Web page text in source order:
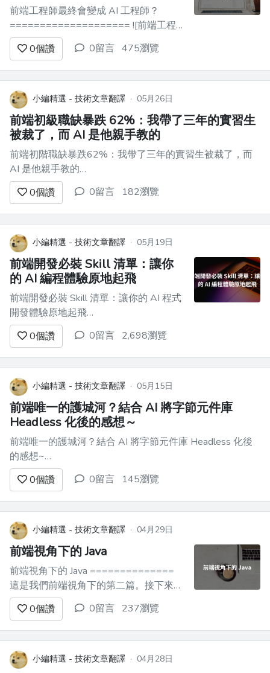
前端工程師最終會變成 AI 工程師？
==================== ![前端工程
師最終會變成 AI 工程師？]
(https://i.imgur.com/987qTpW.jpeg) 去年
這個時候，我們部門的技術群裡瀰漫著一
種極其悲觀的氛圍。 當時各大廠商的跨
模態模型扎堆發...
0個讚 0留言 475瀏覽
小編精選 - 技術文章翻譯 · 05月26日
前端初級職缺暴跌 62%：我帶了三年的實習生
被裁了，而 AI 是他親手教的
前端初階職缺暴跌62%：我帶了三年的實習生被裁了，而
AI 是他親手教的
===================================== > 上
週五，我帶了三年、剛轉正沒幾個月的實習生被公司優化掉
了。他在公司吃過最後一頓散夥飯，臨走時對著部門那台退
役的開發機拍了張照，說想留個紀念...
0個讚 0留言 182瀏覽
小編精選 - 技術文章翻譯 · 05月19日
前端開發必裝 Skill 清單：讓你
的 AI 編程體驗原地起飛
前端開發必裝 Skill 清單：讓你的 AI 程式
開發體驗原地起飛
==================================
> 你可能一直在用 AI 寫程式，但方法用
對了嗎？本文將介紹 Claude Code Skill
——這個讓 AI 學會「專業工作流程」的
神器，以及 ...
0個讚 0留言 2,698瀏覽
小編精選 - 技術文章翻譯 · 05月15日
前端唯一的護城河？結合 AI 將字節元件庫
Headless 化後的感想～
前端唯一的護城河？結合 AI 將字節元件庫 Headless 化後
的感想~
========================================
以下是我個人將團隊正在使用的字節和螞蟻的元件庫
`Arco/Ant Design`，結合 AI 將原始碼重寫為無樣式元件
（...
0個讚 0留言 145瀏覽
小編精選 - 技術文章翻譯 · 04月29日
前端視角下的 Java
前端視角下的 Java ==============
這是我們前端視角下的第二篇。接下來我
還將從前端視角看 Go、C#、Rust 等不同
的後端語言，可能會有錯誤的地方，歡迎
指正，也歡迎關注我，後期還將有分析其
他語言的文章，奧力給！ 這篇文章不是
一篇語法對比手冊，也不是「全端學習路
0個讚 0留言 237瀏覽
小編精選 - 技術文章翻譯 · 04月28日